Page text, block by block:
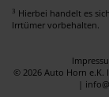
3 Hierbei handelt es
Irrtümer vorbehalten.
© 2026 Auto Horn e.K.
|